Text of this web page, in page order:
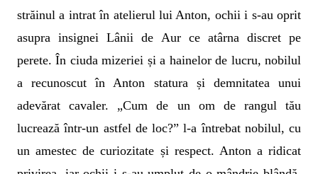
străinul a intrat în atelierul lui Anton, ochii i s-au oprit
asupra insignei Lânii de Aur ce atârna discret pe
perete. În ciuda mizeriei și a hainelor de lucru, nobilul
a recunoscut în Anton statura și demnitatea unui
adevărat cavaler. „Cum de un om de rangul tău
lucrează într-un astfel de loc?” l-a întrebat nobilul, cu
un amestec de curiozitate și respect. Anton a ridicat